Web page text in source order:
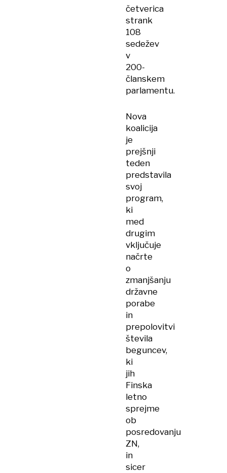
četverica
strank
108
sedežev
v
200-
članskem
parlamentu.
Nova
koalicija
je
prejšnji
teden
predstavila
svoj
program,
ki
med
drugim
vključuje
načrte
o
zmanjšanju
državne
porabe
in
prepolovitvi
števila
beguncev,
ki
jih
Finska
letno
sprejme
ob
posredovanju
ZN,
in
sicer